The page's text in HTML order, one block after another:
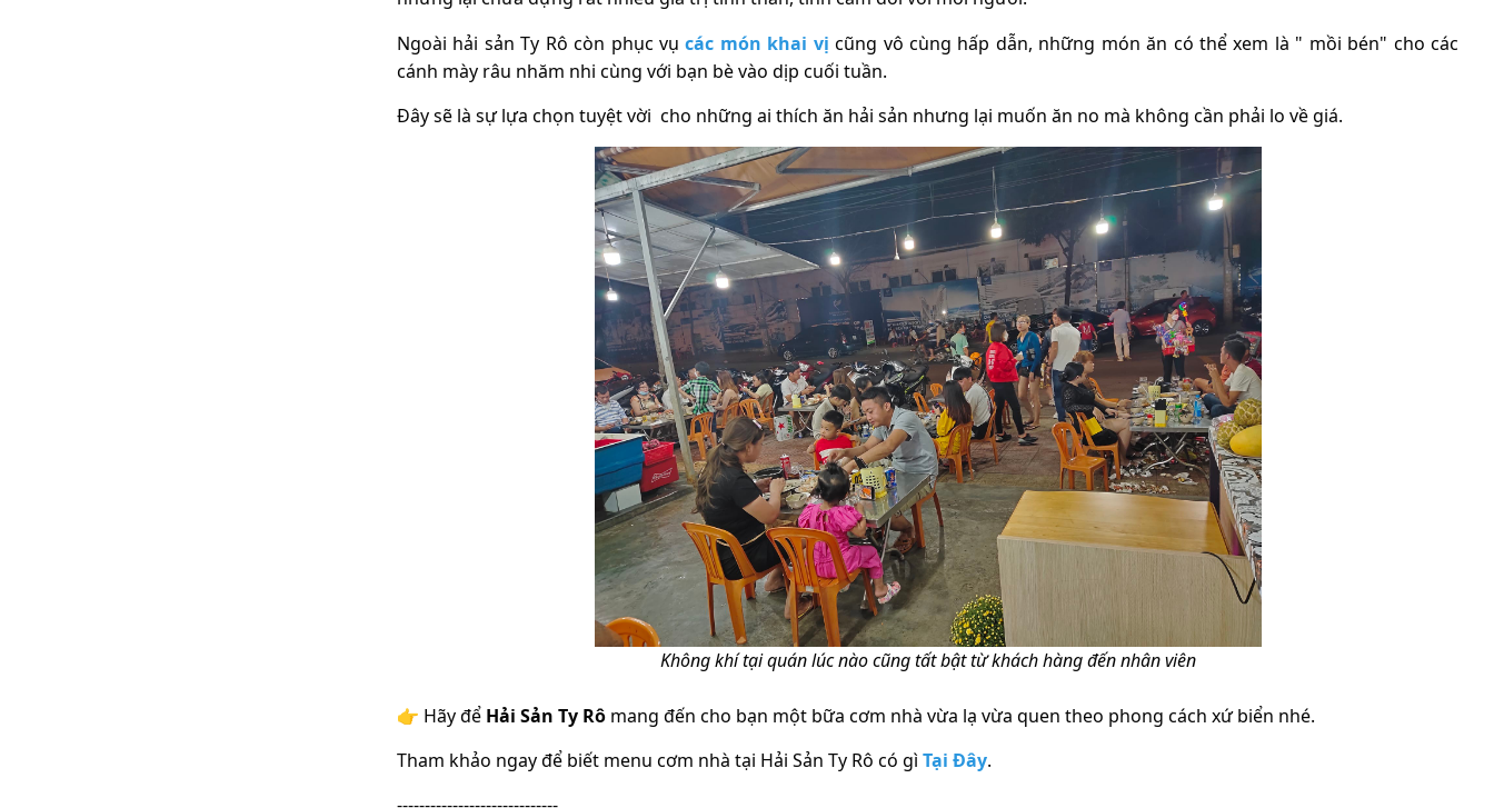
Ngoài hải sản Ty Rô còn phục vụcác món khai vị cũng vô cùng hấp dẫn, những món ăn có thể xem là " mồi bén" cho các
cánh mày râu nhăm nhi cùng với bạn bè vào dịp cuối tuần.
Đây sẽ là sự lựa chọn tuyệt vời cho những ai thích ăn hải sản nhưng lại muốn ăn no mà không cần phải lo về giá.
Không khí tại quán lúc nào cũng tất bật từ khách hàng đến nhân viên
👉 Hãy để Hải Sản Ty Rô mang đến cho bạn một bữa cơm nhà vừa lạ vừa quen theo phong cách xứ biển nhé.
Tham khảo ngay để biết menu cơm nhà tại Hải Sản Ty Rô có gì Tại Đây.